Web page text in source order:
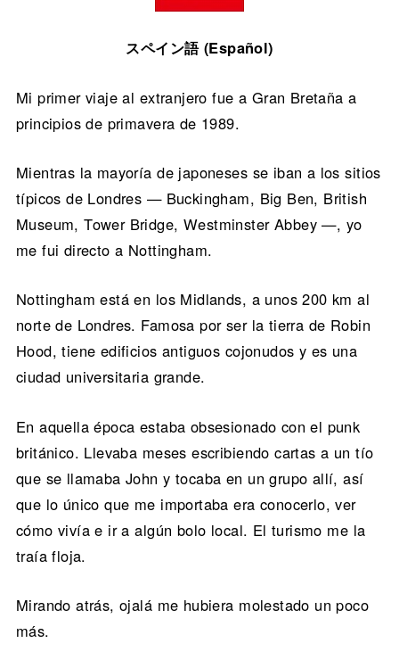
スペイン語 (Español)
Mi primer viaje al extranjero fue a Gran Bretaña a
principios de primavera de 1989.
Mientras la mayoría de japoneses se iban a los sitios
típicos de Londres — Buckingham, Big Ben, British
Museum, Tower Bridge, Westminster Abbey —, yo
me fui directo a Nottingham.
Nottingham está en los Midlands, a unos 200 km al
norte de Londres. Famosa por ser la tierra de Robin
Hood, tiene edificios antiguos cojonudos y es una
ciudad universitaria grande.
En aquella época estaba obsesionado con el punk
británico. Llevaba meses escribiendo cartas a un tío
que se llamaba John y tocaba en un grupo allí, así
que lo único que me importaba era conocerlo, ver
cómo vivía e ir a algún bolo local. El turismo me la
traía floja.
Mirando atrás, ojalá me hubiera molestado un poco
más.